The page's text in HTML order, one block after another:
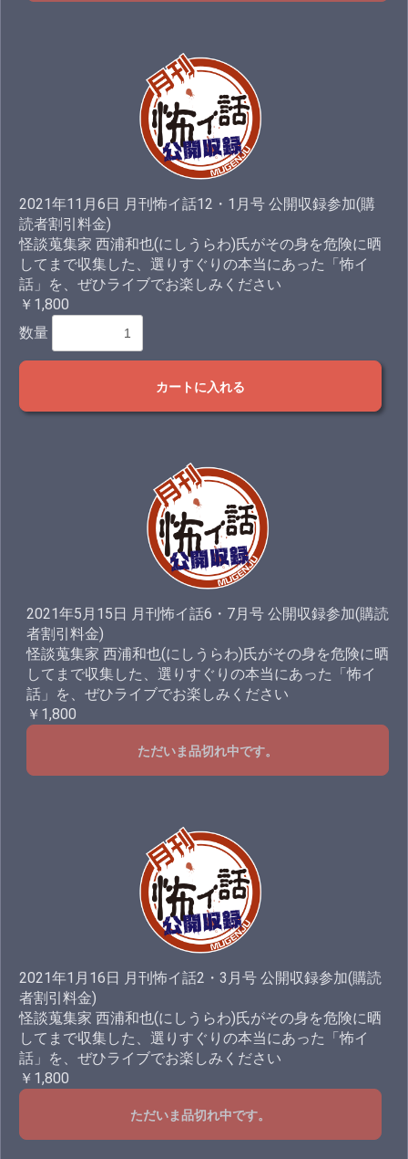
2021年11月6日 月刊怖イ話12・1月号 公開収録参加(購
読者割引料金)
怪談蒐集家 西浦和也(にしうらわ)氏がその身を危険に晒
してまで収集した、選りすぐりの本当にあった「怖イ
話」を、ぜひライブでお楽しみください
￥1,800
数量
カートに入れる
2021年5月15日 月刊怖イ話6・7月号 公開収録参加(購読
者割引料金)
怪談蒐集家 西浦和也(にしうらわ)氏がその身を危険に晒
してまで収集した、選りすぐりの本当にあった「怖イ
話」を、ぜひライブでお楽しみください
￥1,800
ただいま品切れ中です。
2021年1月16日 月刊怖イ話2・3月号 公開収録参加(購読
者割引料金)
怪談蒐集家 西浦和也(にしうらわ)氏がその身を危険に晒
してまで収集した、選りすぐりの本当にあった「怖イ
話」を、ぜひライブでお楽しみください
￥1,800
ただいま品切れ中です。